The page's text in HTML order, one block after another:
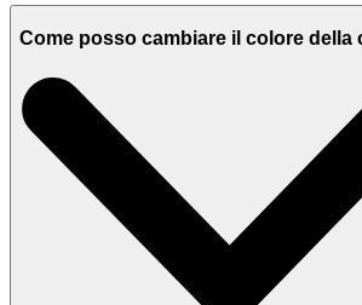
Come posso cambiare il colore della